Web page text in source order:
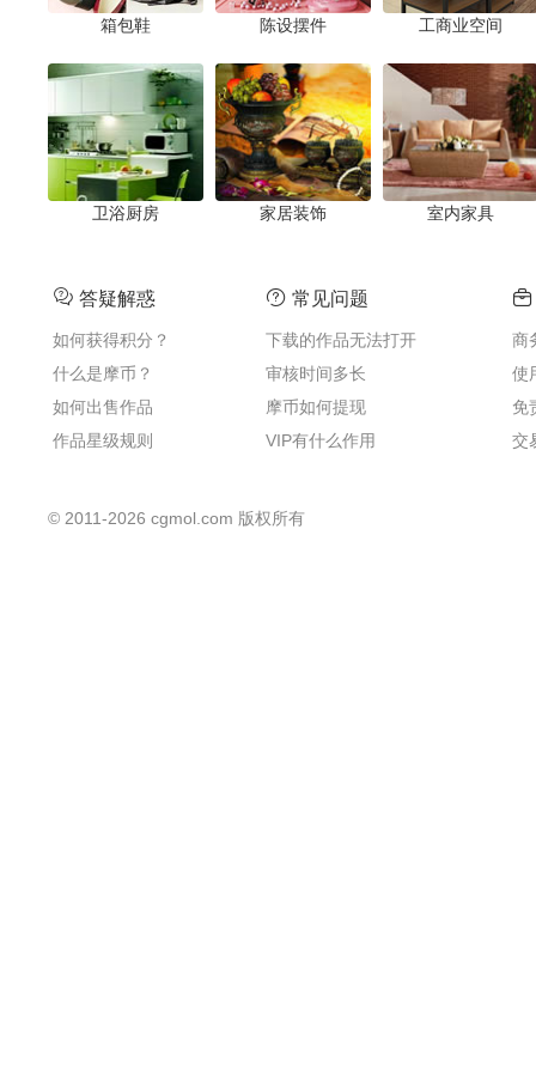
箱包鞋 陈设摆件 工商业空间
卫浴厨房 家居装饰 室内家具
答疑解惑
如何获得积分？
什么是摩币？
如何出售作品
作品星级规则
常见问题
下载的作品无法打开
审核时间多长
摩币如何提现
VIP有什么作用
商
使
免
交
© 2011-2026 cgmol.com 版权所有